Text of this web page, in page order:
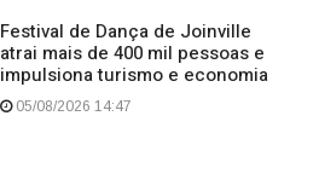
Festival de Dança de Joinville
atrai mais de 400 mil pessoas e
impulsiona turismo e economia
05/08/2026 14:47